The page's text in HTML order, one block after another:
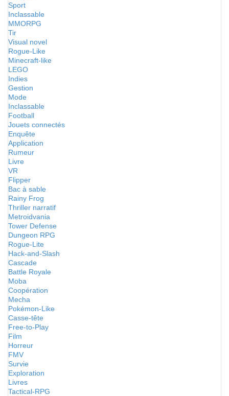
Sport
Inclassable
MMORPG
Tir
Visual novel
Rogue-Like
Minecraft-like
LEGO
Indies
Gestion
Mode
Inclassable
Football
Jouets connectés
Enquête
Application
Rumeur
Livre
VR
Flipper
Bac à sable
Rainy Frog
Thriller narratif
Metroidvania
Tower Defense
Dungeon RPG
Rogue-Lite
Hack-and-Slash
Cascade
Battle Royale
Moba
Coopération
Mecha
Pokémon-Like
Casse-tête
Free-to-Play
Film
Horreur
FMV
Survie
Exploration
Livres
Tactical-RPG